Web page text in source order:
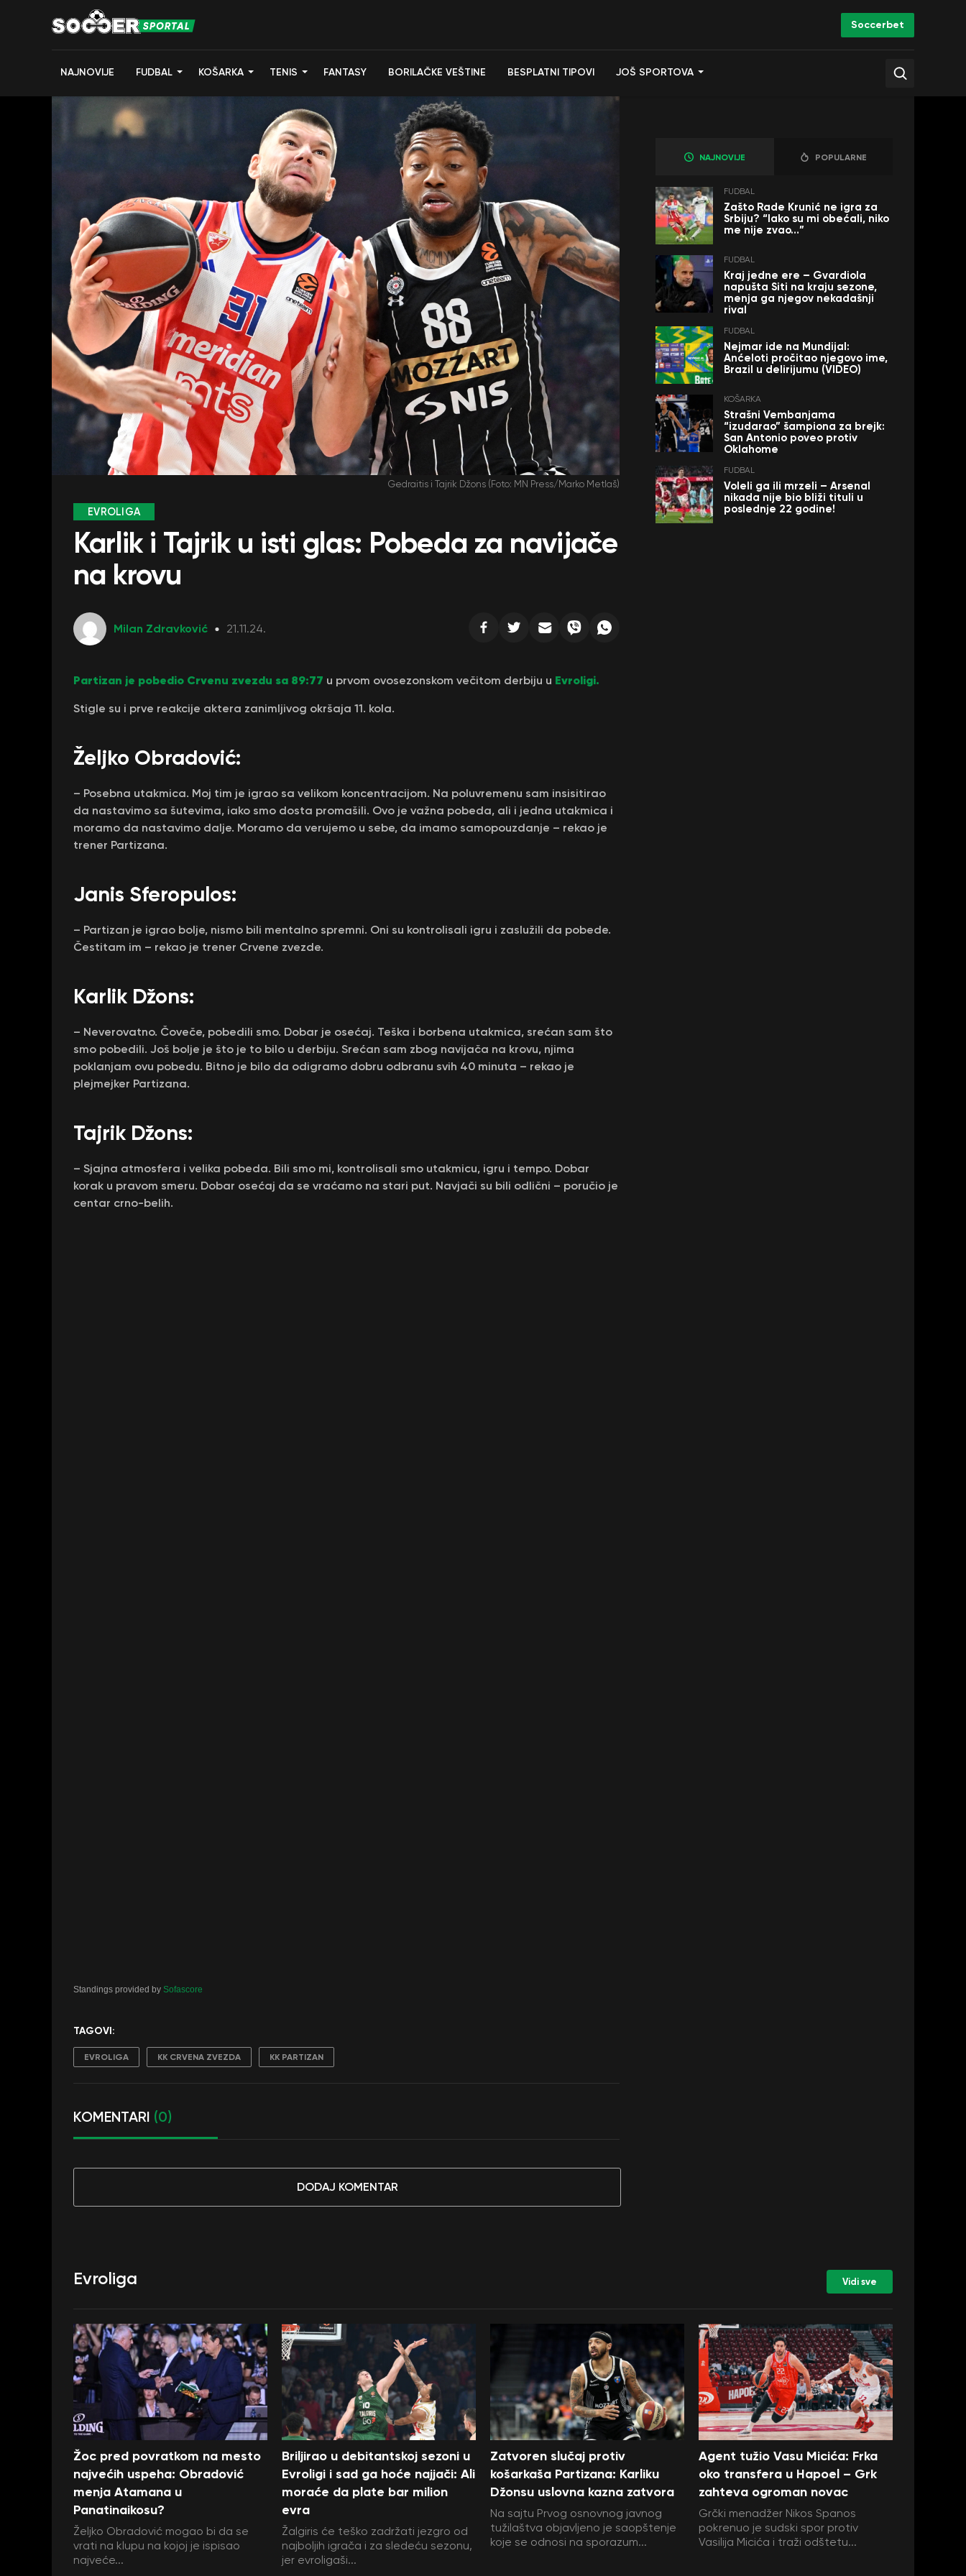
Soccerbet
NAJNOVIJE FUDBAL KOŠARKA TENIS FANTASY BORILAČKE VEŠTINE BESPLATNI TIPOVI JOŠ SPORTOVA
Gedraitis i Tajrik Džons (Foto: MN Press/Marko Metlaš)
EVROLIGA
Karlik i Tajrik u isti glas: Pobeda za navijače
na krovu
Milan Zdravković 21.11.24.
Partizan je pobedio Crvenu zvezdu sa 89:77 u prvom ovosezonskom večitom derbiju u Evroligi.
Stigle su i prve reakcije aktera zanimljivog okršaja 11. kola.
Željko Obradović:
– Posebna utakmica. Moj tim je igrao sa velikom koncentracijom. Na poluvremenu sam insisitirao
da nastavimo sa šutevima, iako smo dosta promašili. Ovo je važna pobeda, ali i jedna utakmica i
moramo da nastavimo dalje. Moramo da verujemo u sebe, da imamo samopouzdanje – rekao je
trener Partizana.
Janis Sferopulos:
– Partizan je igrao bolje, nismo bili mentalno spremni. Oni su kontrolisali igru i zaslužili da pobede.
Čestitam im – rekao je trener Crvene zvezde.
Karlik Džons:
– Neverovatno. Čoveče, pobedili smo. Dobar je osećaj. Teška i borbena utakmica, srećan sam što
smo pobedili. Još bolje je što je to bilo u derbiju. Srećan sam zbog navijača na krovu, njima
poklanjam ovu pobedu. Bitno je bilo da odigramo dobru odbranu svih 40 minuta – rekao je
plejmejker Partizana.
Tajrik Džons:
– Sjajna atmosfera i velika pobeda. Bili smo mi, kontrolisali smo utakmicu, igru i tempo. Dobar
korak u pravom smeru. Dobar osećaj da se vraćamo na stari put. Navjači su bili odlični – poručio je
centar crno-belih.
Standings provided by Sofascore
TAGOVI:
EVROLIGA KK CRVENA ZVEZDA KK PARTIZAN
KOMENTARI (0)
DODAJ KOMENTAR
NAJNOVIJE POPULARNE
FUDBAL
Zašto Rade Krunić ne igra za
Srbiju? “Iako su mi obećali, niko
me nije zvao…”
FUDBAL
Kraj jedne ere – Gvardiola
napušta Siti na kraju sezone,
menja ga njegov nekadašnji
rival
FUDBAL
Nejmar ide na Mundijal:
Anćeloti pročitao njegovo ime,
Brazil u delirijumu (VIDEO)
KOŠARKA
Strašni Vembanjama
“izudarao” šampiona za brejk:
San Antonio poveo protiv
Oklahome
FUDBAL
Voleli ga ili mrzeli – Arsenal
nikada nije bio bliži tituli u
poslednje 22 godine!
Evroliga Vidi sve
Žoc pred povratkom na mesto
najvećih uspeha: Obradović
menja Atamana u
Panatinaikosu?
Željko Obradović mogao bi da se
vrati na klupu na kojoj je ispisao
najveće...
Briljirao u debitantskoj sezoni u
Evroligi i sad ga hoće najjači: Ali
moraće da plate bar milion
evra
Žalgiris će teško zadržati jezgro od
najboljih igrača i za sledeću sezonu,
jer evroligaši...
Zatvoren slučaj protiv
košarkaša Partizana: Karliku
Džonsu uslovna kazna zatvora
Na sajtu Prvog osnovnog javnog
tužilaštva objavljeno je saopštenje
koje se odnosi na sporazum...
Agent tužio Vasu Micića: Frka
oko transfera u Hapoel – Grk
zahteva ogroman novac
Grčki menadžer Nikos Spanos
pokrenuo je sudski spor protiv
Vasilija Micića i traži odštetu...